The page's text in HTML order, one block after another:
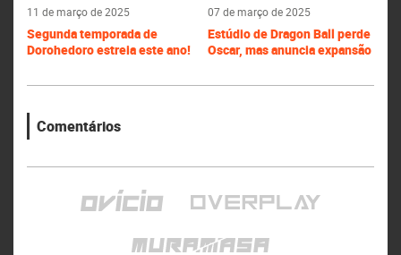
11 de março de 2025
Segunda temporada de
Dorohedoro estreia este ano!
07 de março de 2025
Estúdio de Dragon Ball perde
Oscar, mas anuncia expansão
Comentários